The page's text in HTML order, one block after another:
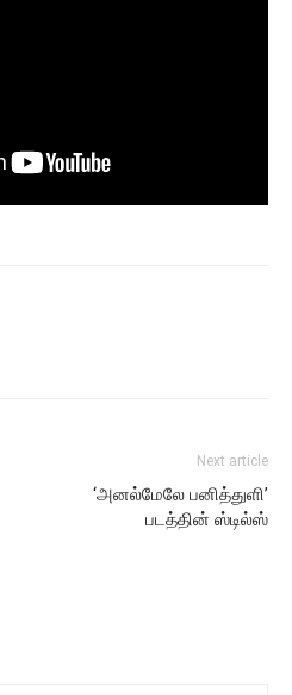
Next article
‘அனல்மேலே பனித்துளி’
படத்தின் ஸ்டில்ஸ்